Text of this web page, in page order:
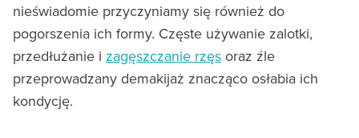
nieświadomie przyczyniamy się również do
pogorszenia ich formy. Częste używanie zalotki,
przedłużanie i zagęszczanie rzęs oraz źle
przeprowadzany demakijaż znacząco osłabia ich
kondycję.